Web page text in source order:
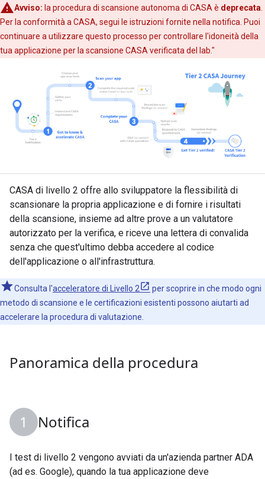
Avviso: la procedura di scansione autonoma di CASA è deprecata
Per la conformità a CASA, segui le istruzioni fornite nella notifica. Puoi
continuare a utilizzare questo processo per controllare l'idoneità della
tua applicazione per la scansione CASA verificata del lab."
CASA di livello 2 offre allo sviluppatore la flessibilità di
scansionare la propria applicazione e di fornire i risultati
della scansione, insieme ad altre prove a un valutatore
autorizzato per la verifica, e riceve una lettera di convalida
senza che quest'ultimo debba accedere al codice
dell'applicazione o all'infrastruttura.
Consulta l'acceleratore di Livello 2
per scoprire in che modo ogni
metodo di scansione e le certificazioni esistenti possono aiutarti ad
accelerare la procedura di valutazione.
Panoramica della procedura
Notifica
I test di livello 2 vengono avviati da un'azienda partner ADA
(ad es. Google), quando la tua applicazione deve